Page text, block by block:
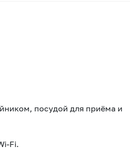
посудой для приёма и
Fi.